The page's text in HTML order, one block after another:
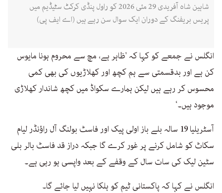
شاہین شاہ آفریدی 29 مئی 2026 کو راول پنڈی کرکٹ سٹیڈیم میں
پریس بریفنگ کے دوران ایک سوال سن رہے ہیں (اے ایف پی)
انگلس نے جمعے کو کہا کہ 'ظاہر ہے، مچ سے محروم ہونا مایوس
کن ہے اور بدقسمتی سے ہم کچھ اور کھلاڑیوں کی بھی کمی
محسوس کر رہے ہیں لیکن ہمارے سکواڈ میں کچھ شاندار کھلاڑی
موجود ہیں۔‘
آسٹریلیا 19 سالہ بلے باز اولی پیک اور فاسٹ بولنگ آل راؤنڈر لیام
سکاٹ کو شامل کرنے پر غور کرے گا جبکہ دراز قد فاسٹ بالر بلی
سٹین لیک کی سات سال کے وقفے کے بعد واپسی ہو رہی ہے۔
انگلس نے کہا کہ پاکستانی ٹیم کو ہلکا نہیں لیا جائے گا۔